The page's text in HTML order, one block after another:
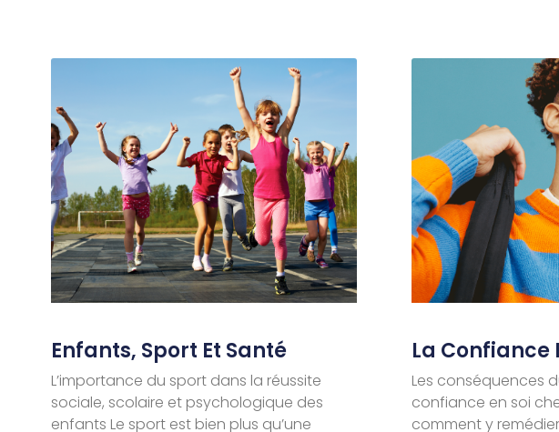
Enfants, Sport Et Santé
L’importance du sport dans la réussite
sociale, scolaire et psychologique des
enfants Le sport est bien plus qu’une
La Confiance
Les conséquences
confiance en soi
comment y